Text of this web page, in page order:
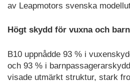
av Leapmotors svenska
Högt skydd för vuxna och barn
B10 uppnådde 93 % i
och 93 % i
visade utmärkt struktur, stark